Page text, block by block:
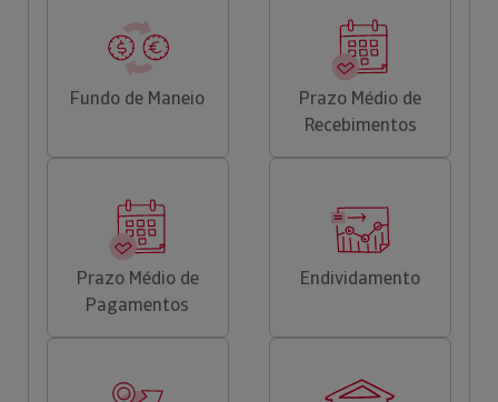
Fundo de Maneio
Prazo Médio de
Recebimentos
Prazo Médio de
Pagamentos
Endividamento